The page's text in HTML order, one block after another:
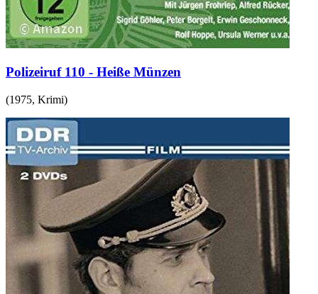
Polizeiruf 110 - Heiße Münzen
(1975, Krimi)